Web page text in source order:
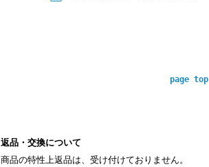
page top
返品・交換について
商品の特性上返品は、受け付けておりません。